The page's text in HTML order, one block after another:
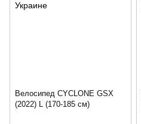
Велосипед CYCLONE GSX
(2022) L (170-185 см)